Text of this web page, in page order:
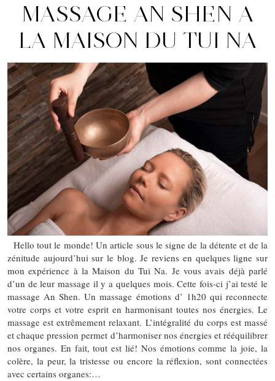
MASSAGE AN SHEN A
LA MAISON DU TUI NA
Hello tout le monde! Un article sous le signe de la détente et de la
zénitude aujourd’hui sur le blog. Je reviens en quelques ligne sur
mon expérience à la Maison du Tui Na. Je vous avais déjà parlé
d’un de leur massage il y a quelques mois. Cette fois-ci j’ai testé le
massage An Shen. Un massage émotions d’ 1h20 qui reconnecte
votre corps et votre esprit en harmonisant toutes nos énergies. Le
massage est extrêmement relaxant. L’intégralité du corps est massé
et chaque pression permet d’harmoniser nos énergies et rééquilibrer
nos organes. En fait, tout est lié! Nos émotions comme la joie, la
colère, la peur, la tristesse ou encore la réflexion, sont connectées
avec certains organes:…